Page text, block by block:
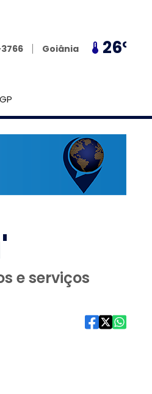
Brasília 23º
e serviços